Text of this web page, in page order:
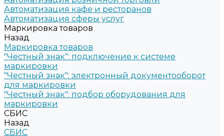
Автоматизация кафе и ресторанов
Автоматизация сферы услуг
Маркировка товаров
Назад
Маркировка товаров
"Честный знак": подключение к системе
маркировки
"Честный знак": электронный документооборот
для маркировки
"Честный знак": подбор оборудования для
маркировки
СБИС
Назад
СБИС